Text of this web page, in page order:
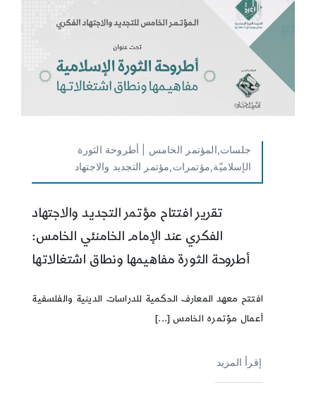
جلسات,المؤتمر الخامس | أطروحة الثورة
الإسلاميّة,مؤتمرات,مؤتمر التجديد والاجتهاد
تقرير افتتاح مؤتمر التجديد والاجتهاد
الفكري عند الإمام الخامنئي الخامس:
أطروحة الثورة مفاهيمها ونطاق اشتغالاتها
افتتح معهد المعارف الحكمية للدراسات الدينية والفلسفية
أعمال مؤتمره الخامس [...]
إقرأ المزيد